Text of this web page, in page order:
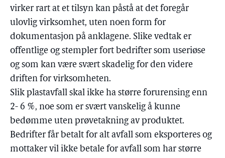
virker rart at et tilsyn kan påstå at det foregår
ulovlig virksomhet, uten noen form for
dokumentasjon på anklagene. Slike vedtak er
offentlige og stempler fort bedrifter som useriøse
og som kan være svært skadelig for den videre
driften for virksomheten.
Slik plastavfall skal ikke ha større forurensing enn
2- 6 %, noe som er svært vanskelig å kunne
bedømme uten prøvetakning av produktet.
Bedrifter får betalt for alt avfall som eksporteres og
mottaker vil ikke betale for avfall som har større